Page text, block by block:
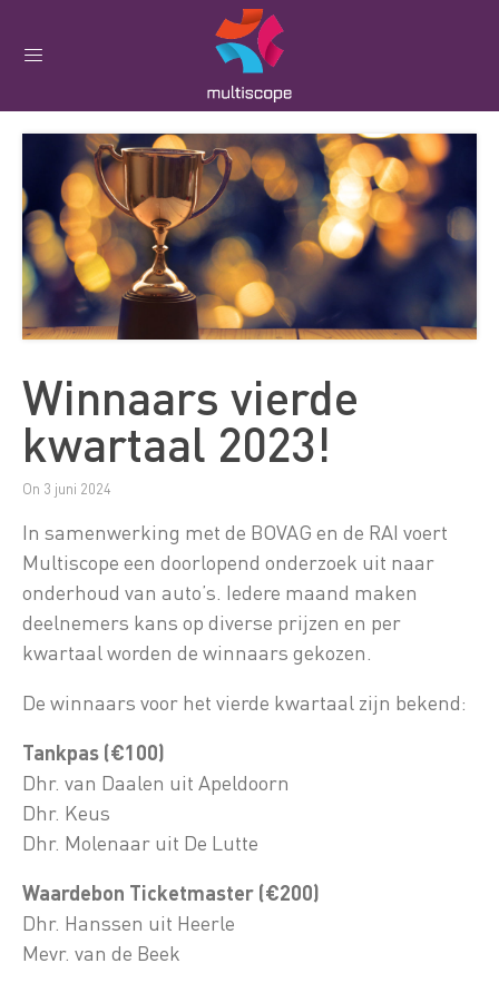
Winnaars vierde
kwartaal 2023!
On 3 juni 2024
In samenwerking met de BOVAG en de RAI voert
Multiscope een doorlopend onderzoek uit naar
onderhoud van auto’s. Iedere maand maken
deelnemers kans op diverse prijzen en per
kwartaal worden de winnaars gekozen.
De winnaars voor het vierde kwartaal zijn bekend:
Tankpas (€100)
Dhr. van Daalen uit Apeldoorn
Dhr. Keus
Dhr. Molenaar uit De Lutte
Waardebon Ticketmaster (€200)
Dhr. Hanssen uit Heerle
Mevr. van de Beek